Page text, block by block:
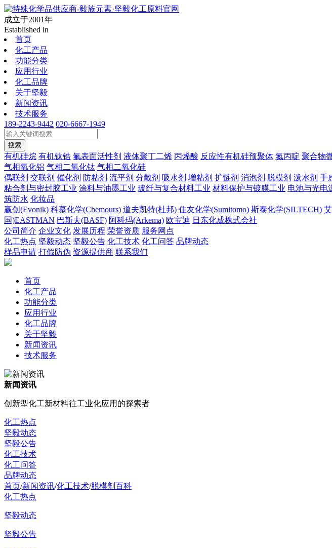
成立于2001年
Established in
首页
化工产品
功能分类
应用行业
化工品牌
关于坚毅
新闻资讯
技术服务
189-2243-9442 020-6667-1949
搜索
有机硅烷 有机钛锆 氟表面活性剂 液体聚丁二烯 丙烯酸 反应性有机硅预聚体 氮丙啶 聚合物
气相氧化铝 气相二氧化钛 气相二氧化硅
偶联剂 交联剂 催化剂 防粘剂 流平剂 分散剂 吸水剂 增粘剂 扩链剂 消泡剂 脱模剂 泼水剂 手
粘合剂与密封胶工业 涂料与油墨工业 玻纤与复合材料工业 材料保护与镀膜工业 电池与光电
筑防水 化妆品
赢创(Evonik) 科慕化学(Chemours) 道夫凯特(杜邦) 住友化学(Sumitomo) 斯泰化学(SILTECH)
国)EASTMAN 巴斯夫(BASF) 阿科玛(Arkema) 欧宝迪 日东化成株式会社
公司简介 企业文化 发展历程 荣誉资质 服务网点
化工热点 坚毅动态 坚毅公告 化工技术 化工问答 品牌动态
样品申请 打假防伪 资源提供商 联系我们
首页
化工产品
功能分类
应用行业
化工品牌
关于坚毅
新闻资讯
技术服务
新闻资讯
创新型化工新材料往工业化应用的探索者
化工热点
坚毅动态
坚毅公告
化工技术
化工问答
品牌动态
首页/新闻资讯/化工技术/脱模剂百科
化工热点
坚毅动态
坚毅公告